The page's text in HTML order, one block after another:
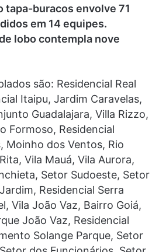
tapa-buracos envolve 71
em 14 equipes.
lobo contempla nove
são: Residencial Real
Itaipu, Jardim Caravelas,
Guadalajara, Villa Rizzo,
Formoso, Residencial
Moinho dos Ventos, Rio
Vila Mauá, Vila Aurora,
Setor Sudoeste, Setor
Residencial Serra
Vila João Vaz, Bairro Goiá,
João Vaz, Residencial
Solange Parque, Setor